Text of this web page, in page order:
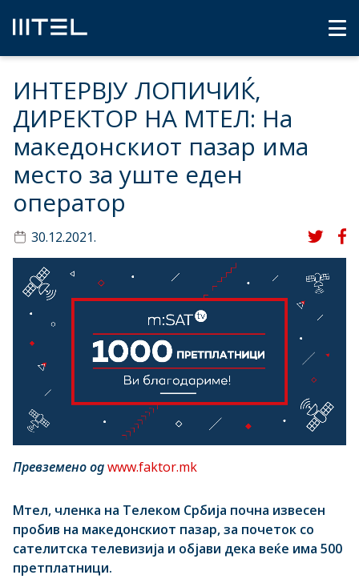
ИНТЕРВЈУ ЛОПИЧИЌ,
ДИРЕКТОР НА МТЕЛ: На
македонскиот пазар има
место за уште еден
оператор
30.12.2021.
Превземено одwww.faktor.mk
Мтел, членка на Телеком Србија почна извесен
пробив на македонскиот пазар, за почеток со
сателитска телевизија и објави дека веќе има 500
претплатници.